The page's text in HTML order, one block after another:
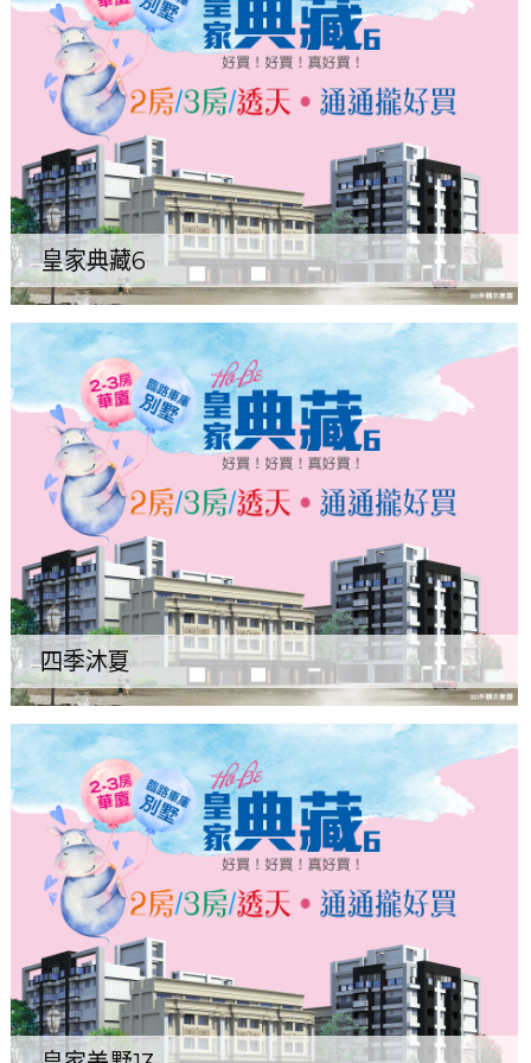
皇家典藏6
四季沐夏